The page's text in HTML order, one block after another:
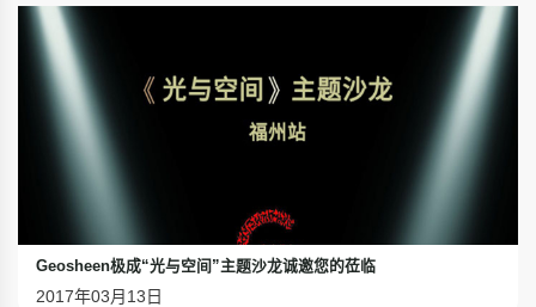
Geosheen极成“光与空间”主题沙龙诚邀您的莅临
2017年03月13日